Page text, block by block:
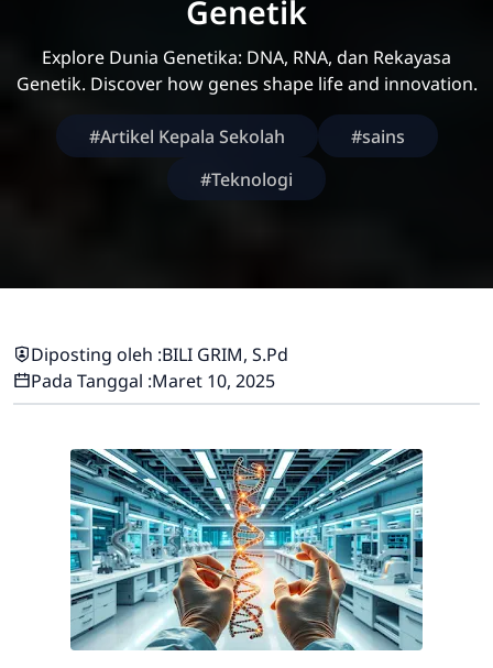
Genetik
Explore Dunia Genetika: DNA, RNA, dan Rekayasa
Genetik. Discover how genes shape life and innovation.
#Artikel Kepala Sekolah
#sains
#Teknologi
Diposting oleh :BILI GRIM, S.Pd
Pada Tanggal :Maret 10, 2025